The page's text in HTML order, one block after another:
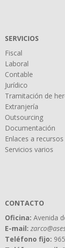
SERVICIOS
Fiscal
Laboral
Contable
Jurídico
Tramitación de
Extranjería
Outsourcing
Documentación
Enlaces a recursos
Servicios varios
CONTACTO
Oficina: Avenida
E-mail:
Teléfono fijo: